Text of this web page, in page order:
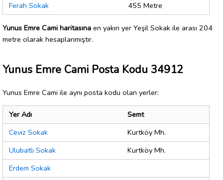
Ferah Sokak
455 Metre
Yunus Emre Cami haritasına en yakın yer Yeşil Sokak ile arası 204
metre olarak hesaplanmıştır.
Yunus Emre Cami Posta Kodu 34912
Yunus Emre Cami ile aynı posta kodu olan yerler:
Yer Adı
Semt
Ceviz Sokak
Kurtköy Mh.
Ulubatlı Sokak
Kurtköy Mh.
Erdem Sokak